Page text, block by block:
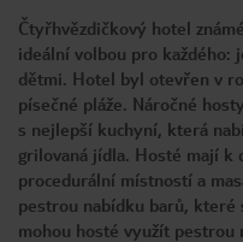
Čtyřhvězdičkový hotel
ideální volbou pro
dětmi. Hotel byl otevřen v
písečné pláže. Náročné
s nejlepší kuchyní, která
grilovaná jídla. Hosté mají k
procedurální místností a
pestrou nabídku barů,
mohou hosté využít